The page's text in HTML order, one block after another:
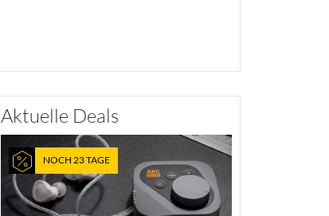
Aktuelle Deals
NOCH 23 TAGE